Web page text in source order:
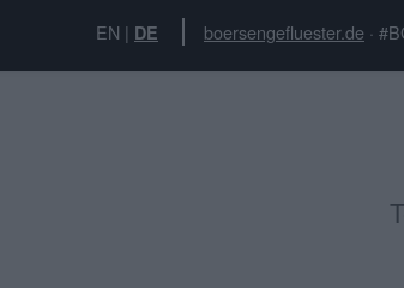
EN | DE boersengefluester.de ·